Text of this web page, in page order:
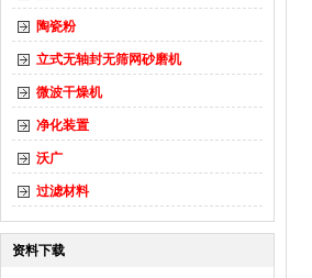
陶瓷粉
立式无轴封无筛网砂磨机
微波干燥机
净化装置
沃广
过滤材料
资料下载